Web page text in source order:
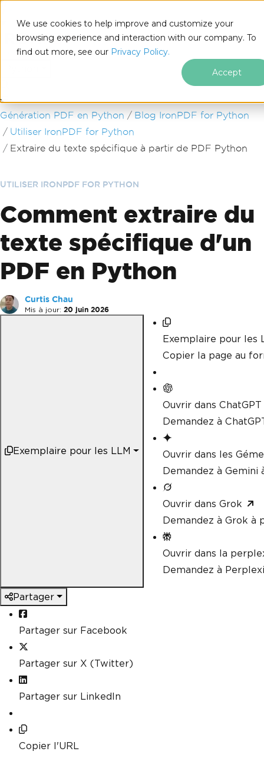
We use cookies to help improve and customize your
browsing experience and interaction with our company. To
find out more, see our Privacy Policy.
Accept
Passer au contenu du pied de page
Génération PDF en Python
Blog IronPDF for Python
Utiliser IronPDF for Python
Extraire du texte spécifique à partir de PDF Python
UTILISER IRONPDF FOR PYTHON
Comment extraire du
texte spécifique d'un
PDF en Python
Curtis Chau
Mis à jour: 20 juin 2026
Exemplaire pour les LLM
Exemplaire pour les
Copier la page au
Ouvrir dans ChatGPT
Demandez à
Ouvrir dans les
Demandez à
Ouvrir dans Grok
Demandez à Grok à
Ouvrir dans la
Demandez à
Partager
Partager sur Facebook
Partager sur X (Twitter)
Partager sur LinkedIn
Copier l'URL